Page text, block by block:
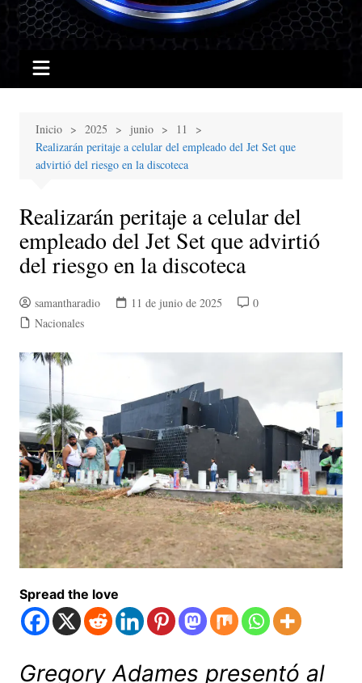
Inicio 2025 junio
11
Realizarán peritaje a celular del empleado del Jet Set que
advirtió del riesgo en la discoteca
Realizarán peritaje a celular del
empleado del Jet Set que advirtió
del riesgo en la discoteca
samantharadio 11 de junio de 2025
0
Nacionales
Spread the love
Gregory Adames presentó al